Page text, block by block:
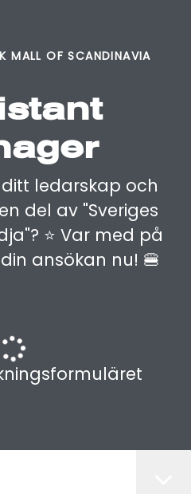
MALL OF SCANDINAVIA
ledarskap och
del av "Sveriges
⭐️ Var med på
ansökan nu! 🍔